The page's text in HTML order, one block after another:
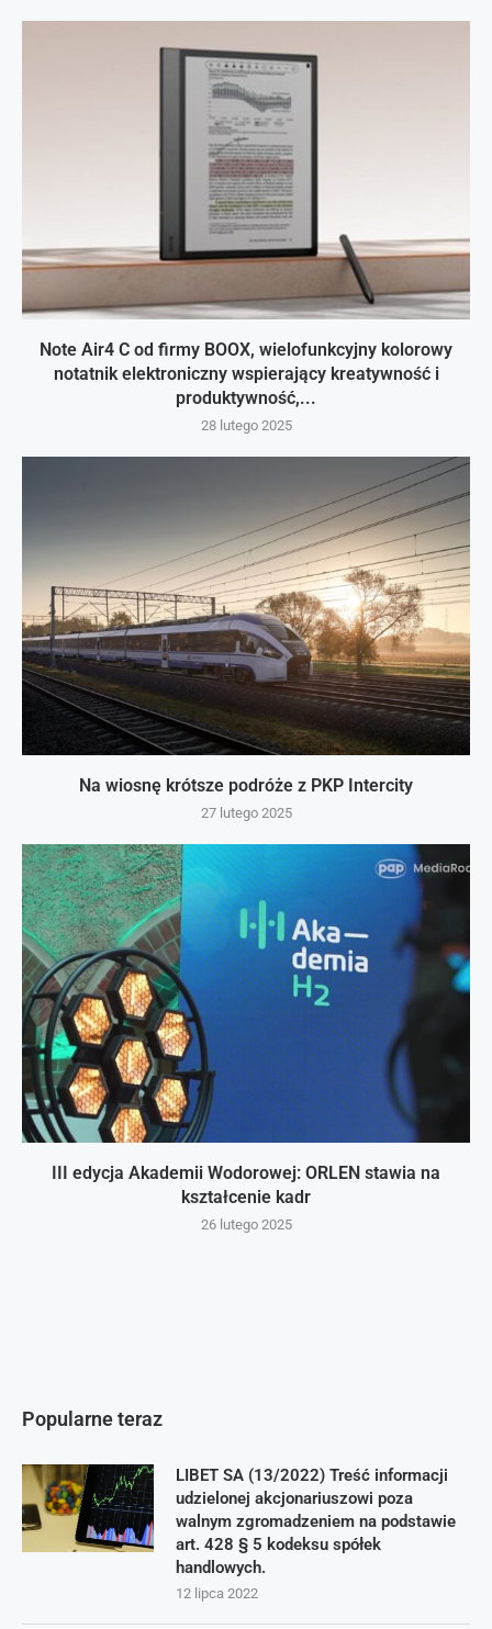
Note Air4 C od firmy BOOX, wielofunkcyjny kolorowy
notatnik elektroniczny wspierający kreatywność i
produktywność,...
28 lutego 2025
Na wiosnę krótsze podróże z PKP Intercity
27 lutego 2025
III edycja Akademii Wodorowej: ORLEN stawia na
kształcenie kadr
26 lutego 2025
Popularne teraz
LIBET SA (13/2022) Treść informacji
udzielonej akcjonariuszowi poza
walnym zgromadzeniem na podstawie
art. 428 § 5 kodeksu spółek
handlowych.
12 lipca 2022